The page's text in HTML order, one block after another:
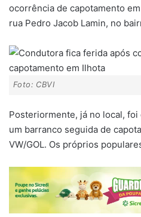
ocorrência de capotamento em
rua Pedro Jacob Lamin, no
Foto: CBVI
Posteriormente, já no local,
um barranco seguida de
VW/GOL. Os próprios